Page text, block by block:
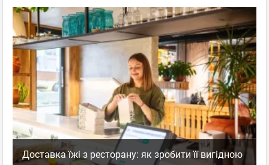
Доставка їжі з ресторану: як зробити її вигідною